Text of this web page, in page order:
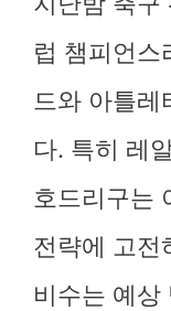
럽 챔피언스
드와 아틀레
다. 특히 레
호드리구는
전략에 고전
비수는 예상